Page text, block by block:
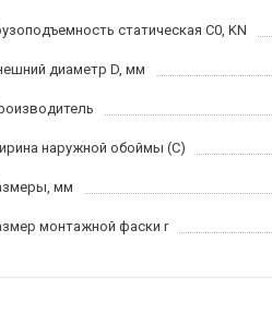
статическая C0, KN
диаметр D, мм
наружной обоймы (C)
мм
монтажной фаски r